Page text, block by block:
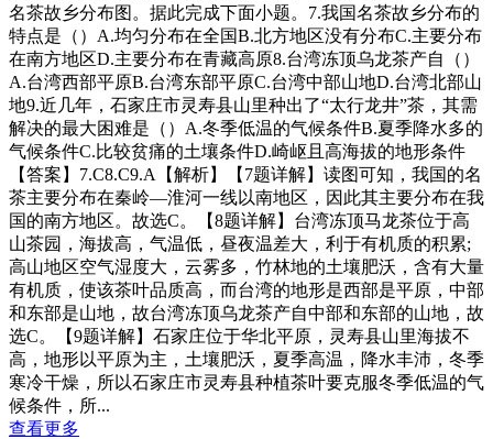
名茶故乡分布图。据此完成下面小题。7.我国名茶故乡分布的
特点是（）A.均匀分布在全国B.北方地区没有分布C.主要分布
在南方地区D.主要分布在青藏高原8.台湾冻顶乌龙茶产自（）
A.台湾西部平原B.台湾东部平原C.台湾中部山地D.台湾北部山
地9.近几年，石家庄市灵寿县山里种出了“太行龙井”茶，其需
解决的最大困难是（）A.冬季低温的气候条件B.夏季降水多的
气候条件C.比较贫痛的土壤条件D.崎岖且高海拔的地形条件
【答案】7.C8.C9.A【解析】【7题详解】读图可知，我国的名
茶主要分布在秦岭—淮河一线以南地区，因此其主要分布在我
国的南方地区。故选C。【8题详解】台湾冻顶马龙茶位于高
山茶园，海拔高，气温低，昼夜温差大，利于有机质的积累;
高山地区空气湿度大，云雾多，竹林地的土壤肥沃，含有大量
有机质，使该茶叶品质高，而台湾的地形是西部是平原，中部
和东部是山地，故台湾冻顶乌龙茶产自中部和东部的山地，故
选C。【9题详解】石家庄位于华北平原，灵寿县山里海拔不
高，地形以平原为主，土壤肥沃，夏季高温，降水丰沛，冬季
寒冷干燥，所以石家庄市灵寿县种植茶叶要克服冬季低温的气
候条件，所...
查看更多